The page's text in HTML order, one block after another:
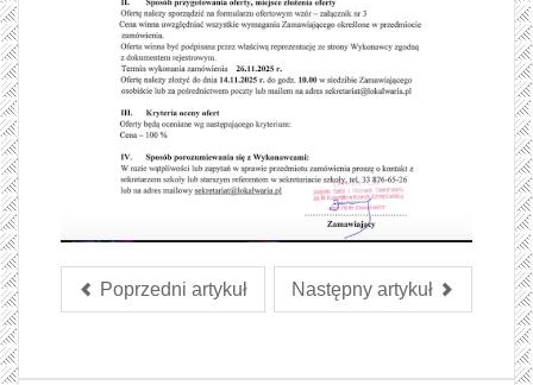
Poprzedni artykuł Następny artykuł